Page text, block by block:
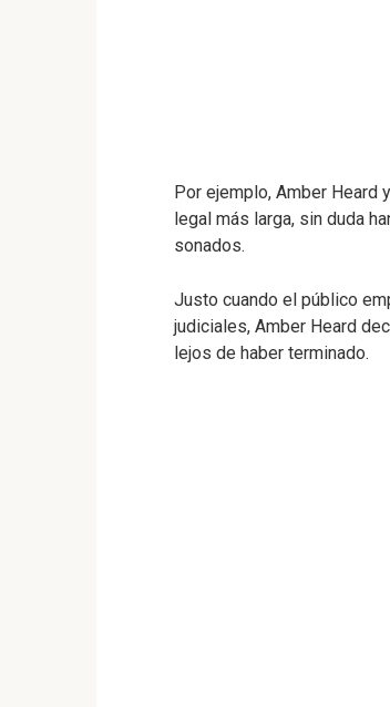
Por ejemplo, Amber Heard
legal más larga, sin duda
sonados.
Justo cuando el público
judiciales, Amber Heard
lejos de haber terminado.